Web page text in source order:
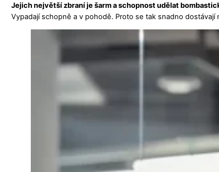
Jejich největší zbraní je šarm a schopnost udělat
Vypadají schopně a v pohodě. Proto se tak snadno dostávají